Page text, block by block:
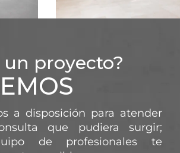
AMPLIACIÓN IHP
un proyecto?
a disposición para atender
que pudiera surgir;
de profesionales te